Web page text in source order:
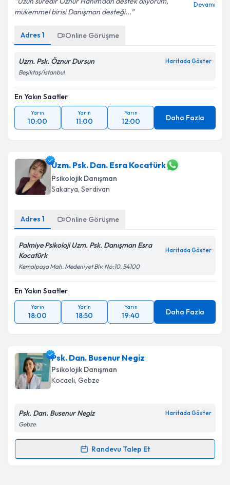
mükemmel birisi Danışman desteği...
Devamı
Adres 1 Online Görüşme
Uzm. Psk. Öznur Dursun Haritada Göster
Beşiktaş/İstanbul
En Yakın Saatler
Yarın
10:00
Yarın
11:00
Yarın
12:00 Daha Fazla
Uzm. Psk. Dan. Esra Kocatürk
Psikolojik Danışman
Sakarya, Serdivan
Adres 1 Online Görüşme
Palmiye Psikoloji Uzm. Psk. Danışman Esra
Kocatürk
Haritada Göster
Kemalpaşa Mah. Medeniyet Blv. No:10, 54100
En Yakın Saatler
Yarın
18:00
Yarın
18:50
Yarın
19:40 Daha Fazla
Psk. Dan. Busenur Negiz
Psikolojik Danışman
Kocaeli, Gebze
Psk. Dan. Busenur Negiz Haritada Göster
Gebze
Randevu Talep Et
Randevu Takvimi Talebi